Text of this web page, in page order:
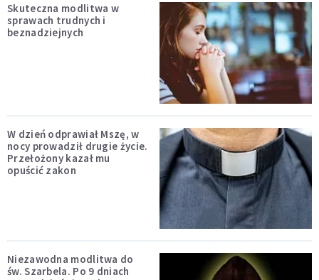
Skuteczna modlitwa w
sprawach trudnych i
beznadziejnych
W dzień odprawiał Mszę, w
nocy prowadził drugie życie.
Przełożony kazał mu
opuścić zakon
Niezawodna modlitwa do
św. Szarbela. Po 9 dniach